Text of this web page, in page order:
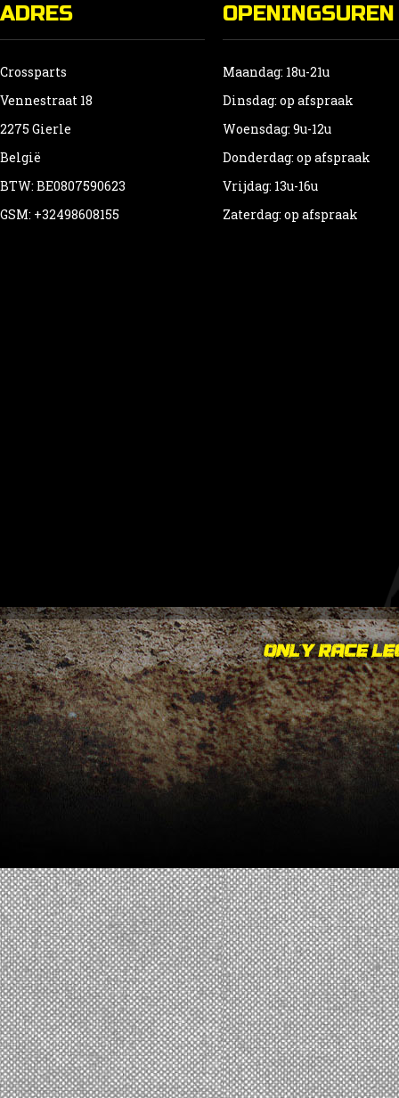
ADRES
Crossparts
Vennestraat 18
2275 Gierle
België
BTW: BE0807590623
GSM: +32498608155
OPENINGSUREN
Maandag: 18u-21u
Dinsdag: op afspraak
Woensdag: 9u-12u
Donderdag: op afspraak
Vrijdag: 13u-16u
Zaterdag: op afspraak